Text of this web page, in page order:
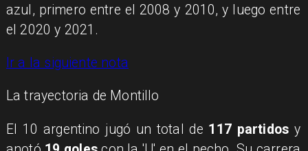
azul, primero entre el 2008 y 2010, y luego entre
el 2020 y 2021.
Ir a la siguiente nota
La trayectoria de Montillo
El 10 argentino jugó un total de 117 partidos y